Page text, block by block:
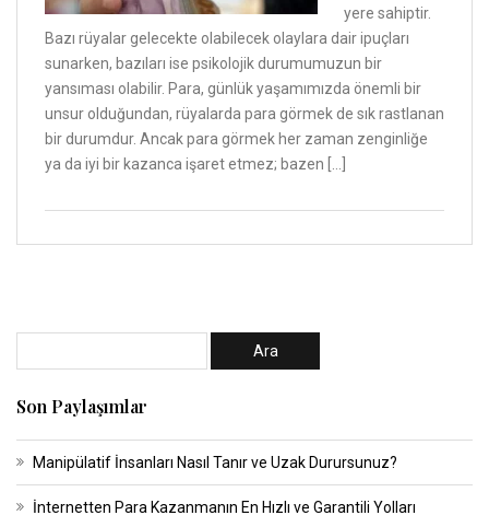
yere sahiptir.
Bazı rüyalar gelecekte olabilecek olaylara dair ipuçları
sunarken, bazıları ise psikolojik durumumuzun bir
yansıması olabilir. Para, günlük yaşamımızda önemli bir
unsur olduğundan, rüyalarda para görmek de sık rastlanan
bir durumdur. Ancak para görmek her zaman zenginliğe
ya da iyi bir kazanca işaret etmez; bazen […]
Son Paylaşımlar
Manipülatif İnsanları Nasıl Tanır ve Uzak Durursunuz?
İnternetten Para Kazanmanın En Hızlı ve Garantili Yolları